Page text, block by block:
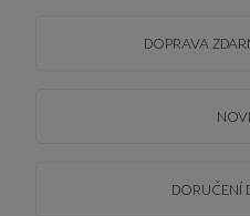
DOPRAVA
DORUČENÍ